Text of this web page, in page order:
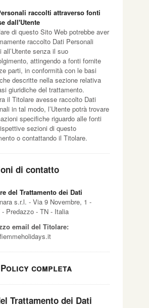
raccolti attraverso fonti
dall'Utente
di questo Sito Web potrebbe aver
raccolto Dati Personali
all’Utente senza il suo
attingendo a fonti fornite
parti, in conformità con le basi
descritte nella sezione relativa
giuridiche del trattamento.
il Titolare avesse raccolto Dati
in tal modo, l’Utente potrà trovare
specifiche riguardo alle fonti
sezioni di questo
o contattando il Titolare.
di contatto
del Trattamento dei Dati
s.r.l. - Via 9 Novembre, 1 -
- Predazzo - TN - Italia
email del Titolare:
Policy completa
Trattamento dei Dati